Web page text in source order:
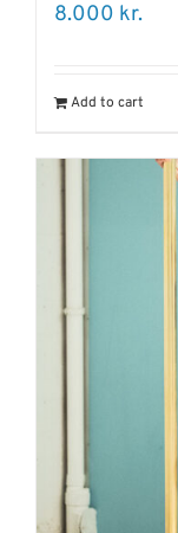
8.000 kr.
Add to cart